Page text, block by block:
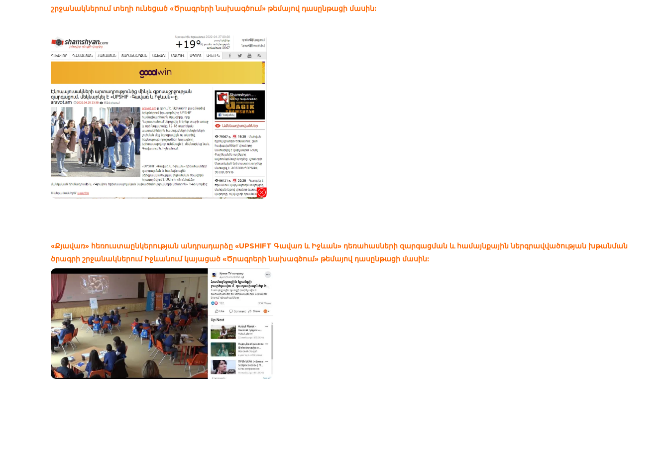
շրջանակներում տեղի ունեցած «Ծրագրերի նախագծում» թեմայով դասընթացի մասին:
«Քյավառ» հեռուստաընկերության անդրադարձը «UPSHIFT Գավառ և Իջևան» դեռահասների զարգացման և համայնքային ներգրավվածության խթանման
ծրագրի շրջանակներում Իջևանում կայացած «Ծրագրերի նախագծում» թեմայով դասընթացի մասին: